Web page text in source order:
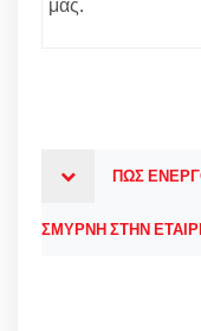
ΠΩΣ
ΣΜΥΡΝΗ ΣΤΗΝ